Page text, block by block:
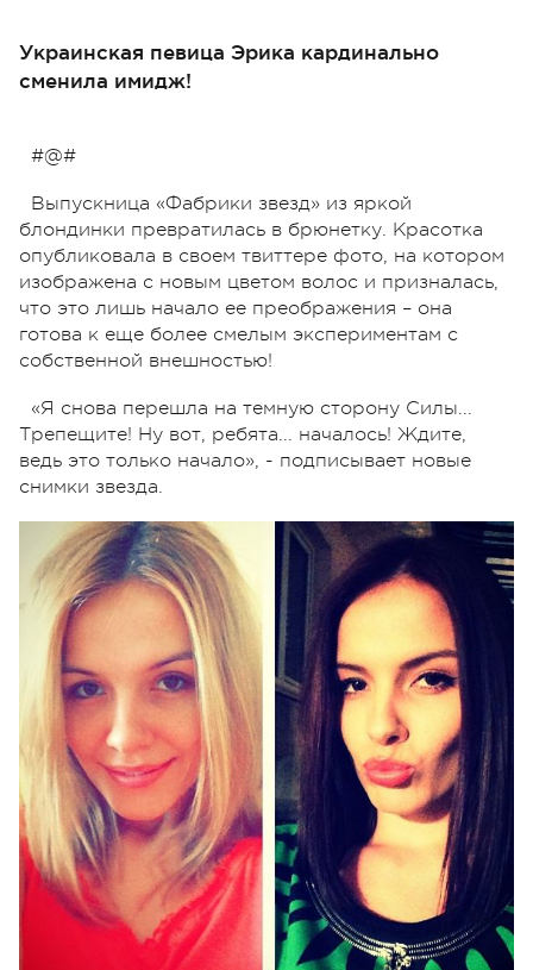
Украинская певица Эрика кардинально
сменила имидж!
#@#
Выпускница «Фабрики звезд» из яркой
блондинки превратилась в брюнетку. Красотка
опубликовала в своем твиттере фото, на котором
изображена с новым цветом волос и призналась,
что это лишь начало ее преображения – она
готова к еще более смелым экспериментам с
собственной внешностью!
«Я снова перешла на темную сторону Силы...
Трепещите! Ну вот, ребята... началось! Ждите,
ведь это только начало», - подписывает новые
снимки звезда.